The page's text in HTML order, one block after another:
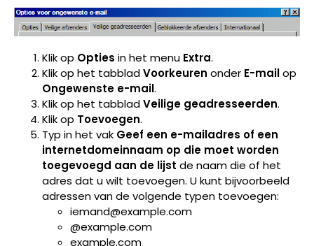
Klik op Opties in het menu Extra.
Klik op het tabbladVoorkeuren onder E-mailop
Ongewenste e-mail.
Klik op het tabbladVeilige geadresseerden.
Klik op Toevoegen.
Typ in het vak Geef een e-mailadres of een
internetdomeinnaam op die moet worden
toegevoegd aan de lijst de naam die of het
adres dat u wilt toevoegen. U kunt bijvoorbeeld
adressen van de volgende typen toevoegen:
iemand@example.com
@example.com
example.com